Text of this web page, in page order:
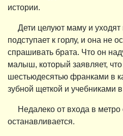
истории.
Дети целуют маму и
подступает к горлу, и она не
спрашивать брата. Что он
малыш, который заявляет,
шестьюдесятью франками в
зубной щеткой и учебниками
Недалеко от входа в метро
останавливается.